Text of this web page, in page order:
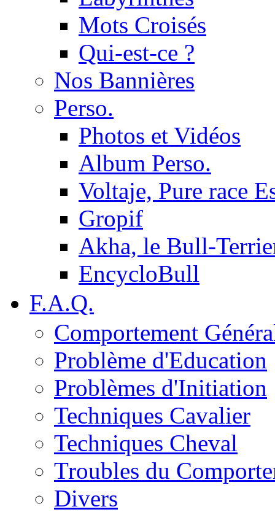
Mots Croisés
Qui-est-ce ?
Nos Bannières
Perso.
Photos et Vidéos
Album Perso.
Voltaje, Pure race
Gropif
Akha, le Bull-
EncycloBull
F.A.Q.
Comportement
Problème d'Education
Problèmes d'Initiation
Techniques Cavalier
Techniques Cheval
Troubles du
Divers